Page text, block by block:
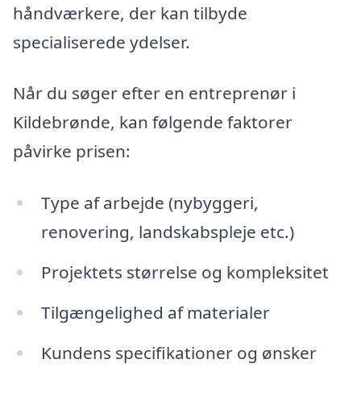
håndværkere, der kan tilbyde
specialiserede ydelser.
Når du søger efter en entreprenør i
Kildebrønde, kan følgende faktorer
påvirke prisen:
Type af arbejde (nybyggeri,
renovering, landskabspleje etc.)
Projektets størrelse og kompleksitet
Tilgængelighed af materialer
Kundens specifikationer og ønsker